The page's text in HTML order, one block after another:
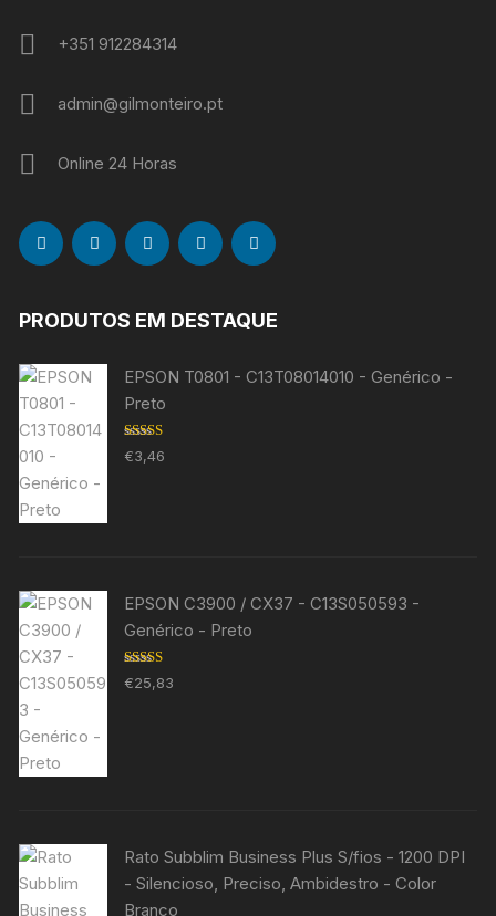
+351 912284314
admin@gilmonteiro.pt
Online 24 Horas
PRODUTOS EM DESTAQUE
EPSON T0801 - C13T08014010 - Genérico -
Preto
Avaliação
5.00 de 5
€3,46
EPSON C3900 / CX37 - C13S050593 -
Genérico - Preto
Avaliação
5.00de 5
€25,83
Rato Subblim Business Plus S/fios - 1200 DPI
- Silencioso, Preciso, Ambidestro - Color
Branco